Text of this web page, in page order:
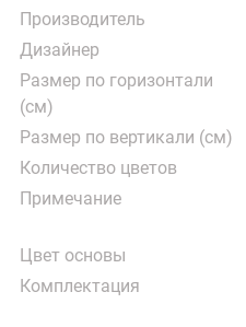
Производитель
Дизайнер
Размер по горизонтали
(см)
Размер по вертикали (см)
Количество цветов
Примечание
Цвет основы
Комплектация